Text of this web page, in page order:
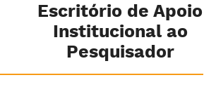
Escritório de Apoio
Institucional ao
Pesquisador